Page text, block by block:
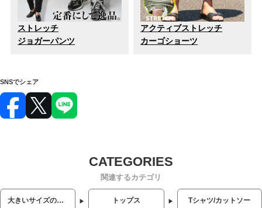
ストレッチ
ジョガーパンツ
アクティブストレッチ
カーゴショーツ
SNSでシェア
関連するカテゴリ
大きいサイズのメンズ服 トップス Tシャツ/カットソー